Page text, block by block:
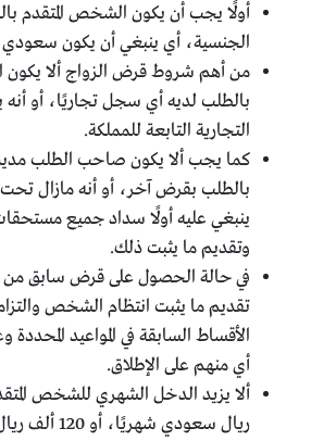
أولًا يجب أن يكون الشخص المتقدم
الجنسية، أي ينبغي أن يكون سعودي
من أهم شروط قرض الزواج ألا يكون
بالطلب لديه أي سجل تجاريًا، أو
التجارية التابعة للمملكة.
كما يجب ألا يكون صاحب الطلب مدين
بالطلب بقرض آخر، أو أنه مازال
ينبغي عليه أولًا سداد جميع
وتقديم ما يثبت ذلك.
في حالة الحصول على قرض سابق من
تقديم ما يثبت انتظام الشخص
الأقساط السابقة في المواعيد
أي منهم على الإطلاق.
ريال سعودي شهريًا، أو 120 ألف ريال سعودي سنويًا.